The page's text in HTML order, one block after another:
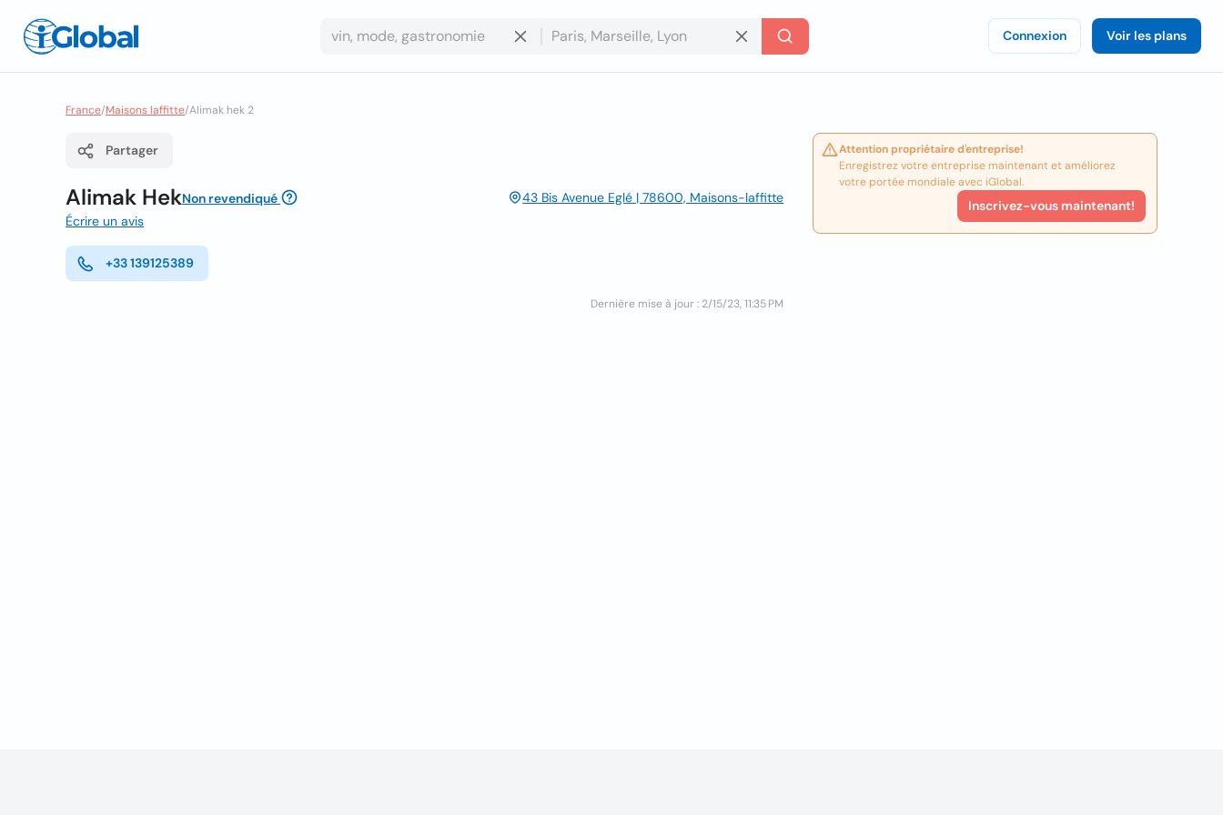
Connexion Voir les plans
France/Maisons laffitte/Alimak hek 2
Partager
Alimak HekNon revendiqué
43 Bis Avenue Eglé | 78600, Maisons-laffitte
Écrire un avis
+33 139125389
Dernière mise à jour : 2/15/23, 11:35 PM
Attention propriétaire d'entreprise!
Enregistrez votre entreprise maintenant et améliorez
votre portée mondiale avec iGlobal.
Inscrivez-vous maintenant!